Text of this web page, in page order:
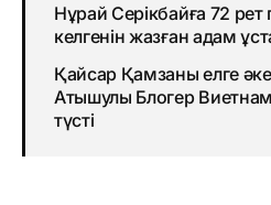
Нұрай Серікбайға 72
келгенін жазған адам
Қайсар Қамзаны елге
Атышулы Блогер
түсті